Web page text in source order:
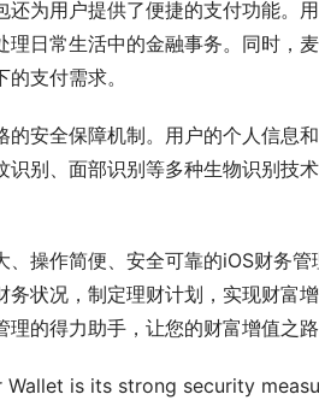
还为用户提供了便捷的支付功能。
日常生活中的金融事务。同时，
支付需求。
安全保障机制。用户的个人信息
识别、面部识别等多种生物识别技
操作简便、安全可靠的iOS财务
状况，制定理财计划，实现财富
的得力助手，让您的财富增值之
is its strong security